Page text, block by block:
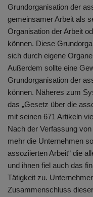
Grundorganisation der
gemeinsamer Arbeit als
Organisation der Arbeit
können. Diese
sich durch eigene
Außerdem sollte eine
Grundorganisation der
können. Näheres zum
das „Gesetz über die
mit seinen 671 Artikeln
Nach der Verfassung
mehr die Unternehmen
assoziierten Arbeit“ die
und ihnen fiel auch das
Tätigkeit zu.
Zusammenschluss